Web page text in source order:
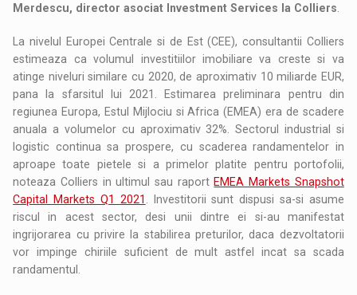
Merdescu, director asociat Investment Services la Colliers
La nivelul Europei Centrale si de Est (CEE), consultantii Colliers
estimeaza ca volumul investitiilor imobiliare va creste si va
atinge niveluri similare cu 2020, de aproximativ 10 miliarde EUR,
pana la sfarsitul lui 2021. Estimarea preliminara pentru din
regiunea Europa, Estul Mijlociu si Africa (EMEA) era de scadere
anuala a volumelor cu aproximativ 32%. Sectorul industrial si
logistic continua sa prospere, cu scaderea randamentelor in
aproape toate pietele si a primelor platite pentru portofolii,
noteaza Colliers in ultimul sau raport EMEA Markets Snapshot
Capital Markets Q1 2021
. Investitorii sunt dispusi sa-si asume
riscul in acest sector, desi unii dintre ei si-au manifestat
ingrijorarea cu privire la stabilirea preturilor, daca dezvoltatorii
vor impinge chiriile suficient de mult astfel incat sa scada
randamentul.